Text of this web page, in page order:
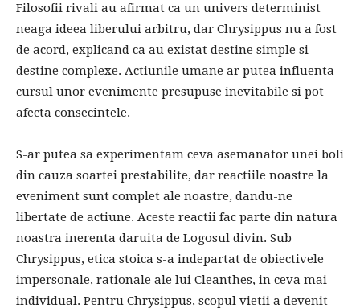
Filosofii rivali au afirmat ca un univers determinist
neaga ideea liberului arbitru, dar Chrysippus nu a fost
de acord, explicand ca au existat destine simple si
destine complexe. Actiunile umane ar putea influenta
cursul unor evenimente presupuse inevitabile si pot
afecta consecintele.
S-ar putea sa experimentam ceva asemanator unei boli
din cauza soartei prestabilite, dar reactiile noastre la
eveniment sunt complet ale noastre, dandu-ne
libertate de actiune. Aceste reactii fac parte din natura
noastra inerenta daruita de Logosul divin. Sub
Chrysippus, etica stoica s-a indepartat de obiectivele
impersonale, rationale ale lui Cleanthes, in ceva mai
individual. Pentru Chrysippus, scopul vietii a devenit